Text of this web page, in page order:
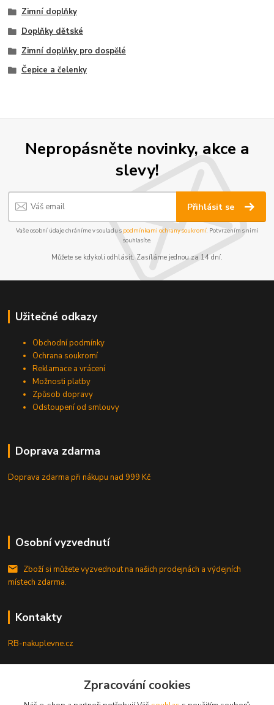
Zimní doplňky
Doplňky dětské
Zimní doplňky pro dospělé
Čepice a čelenky
Nepropásněte novinky, akce a
slevy!
Přihlásit se
Vaše osobní údaje chráníme v souladu s podmínkami ochrany soukromí. Potvrzením s nimi
souhlasíte.
Můžete se kdykoli odhlásit. Zasíláme jednou za 14 dní.
Užitečné odkazy
Obchodní podmínky
Ochrana soukromí
Reklamace a vrácení
Možnosti platby
Způsob dopravy
Odstoupení od smlouvy
Doprava zdarma
Doprava zdarma při nákupunad 999 Kč
Osobní vyzvednutí
Zboží si můžete vyzvednout na našich prodejnách a výdejních
místech zdarma.
Kontakty
RB-nakuplevne.cz
+420 222722421Zpracování cookies